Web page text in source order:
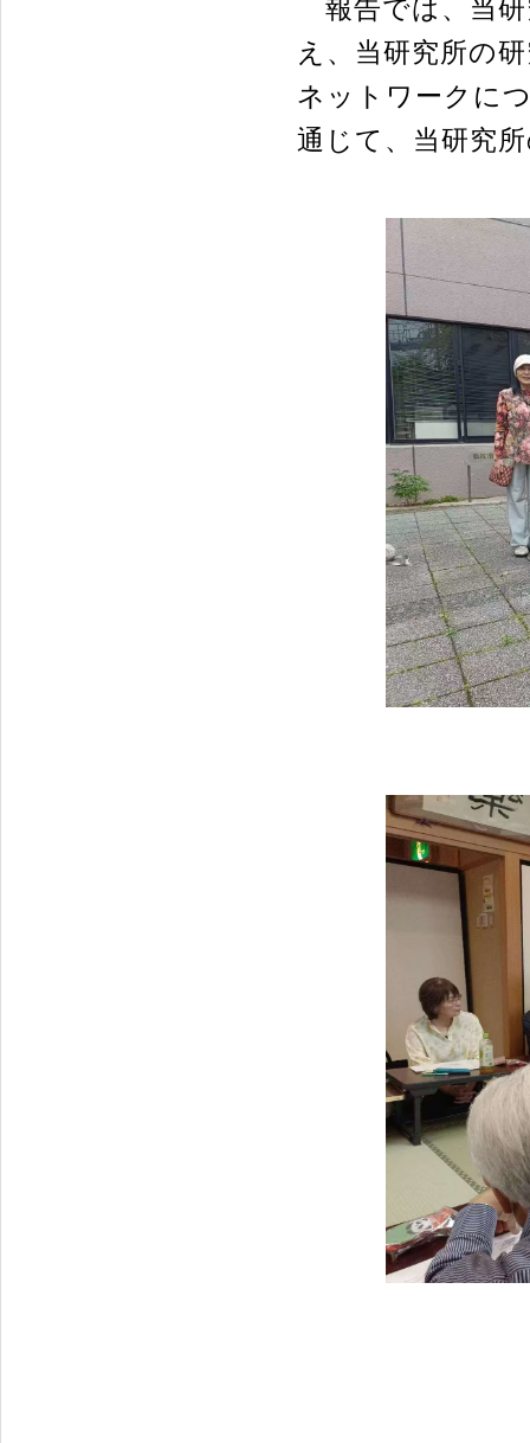
報告では、当研
え、当研究所の
ネットワークに
通じて、当研究